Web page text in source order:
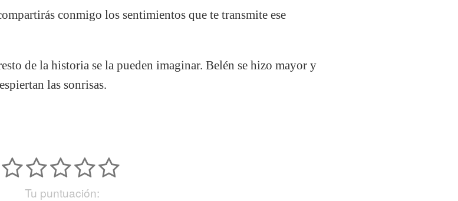
conmigo los sentimientos que te transmite ese
de la historia se la pueden imaginar. Belén se hizo mayor y
las sonrisas.
Tu puntuación: